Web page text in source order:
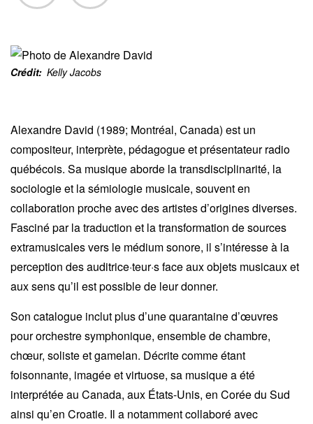
Crédit Kelly Jacobs
Alexandre David (1989; Montréal, Canada) est un
compositeur, interprète, pédagogue et présentateur radio
québécois. Sa musique aborde la transdisciplinarité, la
sociologie et la sémiologie musicale, souvent en
collaboration proche avec des artistes d’origines diverses.
Fasciné par la traduction et la transformation de sources
extramusicales vers le médium sonore, il s’intéresse à la
perception des auditrice·teur·s face aux objets musicaux et
aux sens qu’il est possible de leur donner.
Son catalogue inclut plus d’une quarantaine d’œuvres
pour orchestre symphonique, ensemble de chambre,
chœur, soliste et gamelan. Décrite comme étant
foisonnante, imagée et virtuose, sa musique a été
interprétée au Canada, aux États-Unis, en Corée du Sud
ainsi qu’en Croatie. Il a notamment collaboré avec